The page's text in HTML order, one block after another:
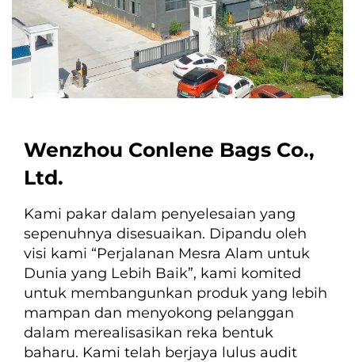
Wenzhou Conlene Bags Co.,
Ltd.
Kami pakar dalam penyelesaian yang
sepenuhnya disesuaikan. Dipandu oleh
visi kami “Perjalanan Mesra Alam untuk
Dunia yang Lebih Baik”, kami komited
untuk membangunkan produk yang lebih
mampan dan menyokong pelanggan
dalam merealisasikan reka bentuk
baharu. Kami telah berjaya lulus audit